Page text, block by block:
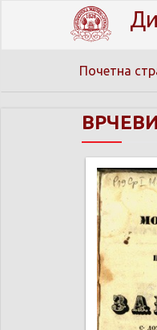
Почетна